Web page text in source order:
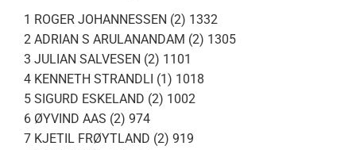
1 ROGER JOHANNESSEN (2) 1332
2 ADRIAN S ARULANANDAM (2) 1305
3 JULIAN SALVESEN (2) 1101
4 KENNETH STRANDLI (1) 1018
5 SIGURD ESKELAND (2) 1002
6 ØYVIND AAS (2) 974
7 KJETIL FRØYTLAND (2) 919